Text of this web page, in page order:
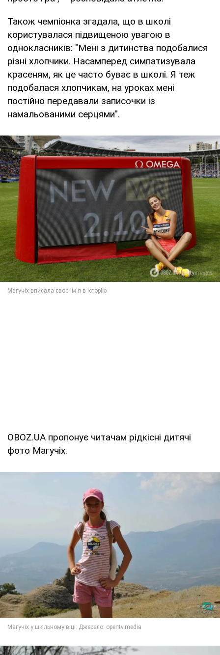
Також чемпіонка згадала, що в школі
користувалася підвищеною увагою в
однокласників: "Мені з дитинства подобалися
різні хлопчики. Насамперед симпатизувала
красеням, як це часто буває в школі. Я теж
подобалася хлопчикам, на уроках мені
постійно передавали записочки із
намальованими серцями".
OBOZ.UA пропонує читачам рідкісні дитячі
фото Магучіх.